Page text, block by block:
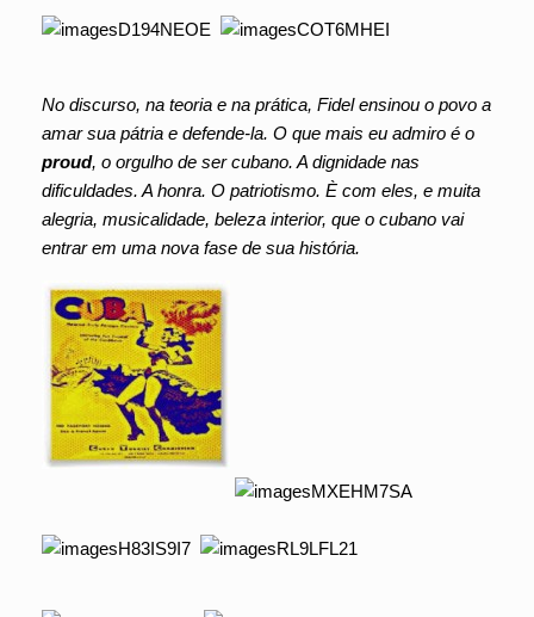
No discurso, na teoria e na prática, Fidel ensinou o povo a
amar sua pátria e defende-la. O que mais eu admiro é o
proud, o orgulho de ser cubano. A dignidade nas
dificuldades. A honra. O patriotismo. È com eles, e muita
alegria, musicalidade, beleza interior, que o cubano vai
entrar em uma nova fase de sua história.